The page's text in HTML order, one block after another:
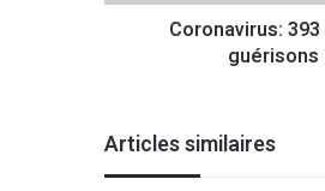
3
n
Coronavirus:
guérisons
Articles similaires